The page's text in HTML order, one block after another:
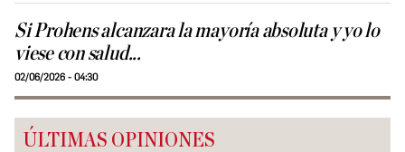
Si Prohens alcanzara la mayoría absoluta y yo lo
viese con salud...
02/06/2026 - 04:30
ÚLTIMAS OPINIONES